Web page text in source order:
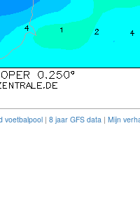
voetbalpool | 8 jaar GFS data | Mijn